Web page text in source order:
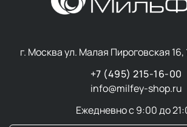
г. Москва ул. Малая Пироговская 16,
+7 (495) 215-16-00
info@milfey-shop.ru
Ежедневно с 9:00 до